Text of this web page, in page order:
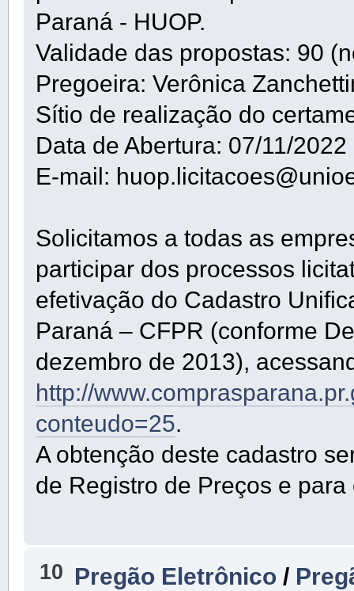
Paraná - HUOP.
Validade das propostas: 90
Pregoeira: Verônica
Sítio de realização do
Data de Abertura: 07/11/
E-mail:
Solicitamos a todas as
participar dos processos
efetivação do Cadastro
Paraná – CFPR (conforme
dezembro de 2013),
http://
conteudo=25.
A obtenção deste cadastro
de Registro de Preços e
10 Pregão Eletrônico/